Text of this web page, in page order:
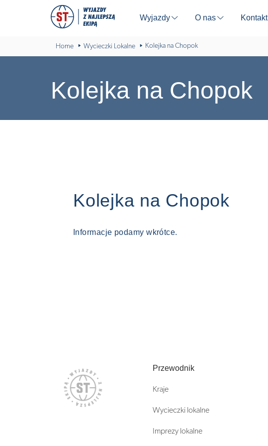
Wyjazdy ⬇ O nas ⬇ Kontakt
Home Wycieczki Lokalne Kolejka na Chopok
Kolejka na Chopok
Kolejka na Chopok
Informacje podamy wkrótce.
Przewodnik
Kraje
Wycieczki lokalne
Imprezy lokalne